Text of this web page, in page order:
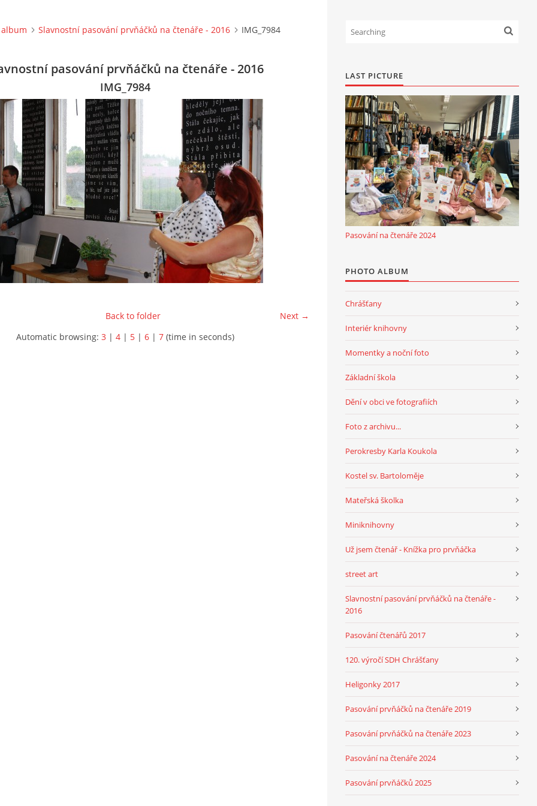
Slavnostní pasování prvňáčků na čtenáře - 2016 IMG_7984
pasování prvňáčků na čtenáře - 2016
IMG_7984
Next →
Back to folder
Automatic browsing: 3 | 4 | 5 | 6 | 7 (time in seconds)
LAST PICTURE
Pasování na čtenáře 2024
PHOTO ALBUM
Chrášťany
Interiér knihovny
Momentky a noční foto
Základní škola
Dění v obci ve fotografiích
Foto z archivu...
Perokresby Karla Koukola
Kostel sv. Bartoloměje
Mateřská školka
Miniknihovny
Už jsem čtenář - Knížka pro prvňáčka
street art
Slavnostní pasování prvňáčků na čtenáře -
2016
Pasování čtenářů 2017
120. výročí SDH Chrášťany
Heligonky 2017
Pasování prvňáčků na čtenáře 2019
Pasování prvňáčků na čtenáře 2023
Pasování na čtenáře 2024
Pasování prvňáčků 2025